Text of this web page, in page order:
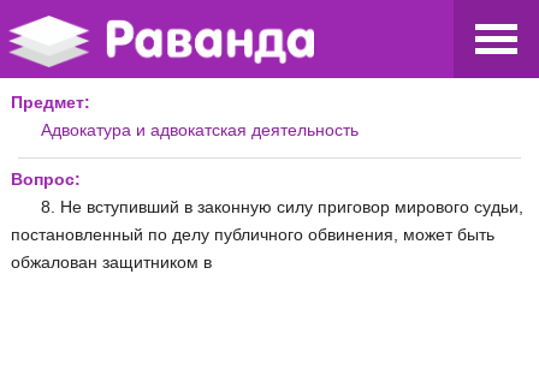
Предмет:
Адвокатура и адвокатская деятельность
Вопрос:
8. Не вступивший в законную силу приговор мирового судьи,
постановленный по делу публичного обвинения, может быть
обжалован защитником в